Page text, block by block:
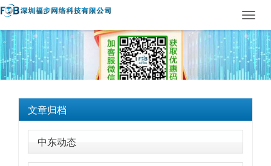
文章归档
中东动态